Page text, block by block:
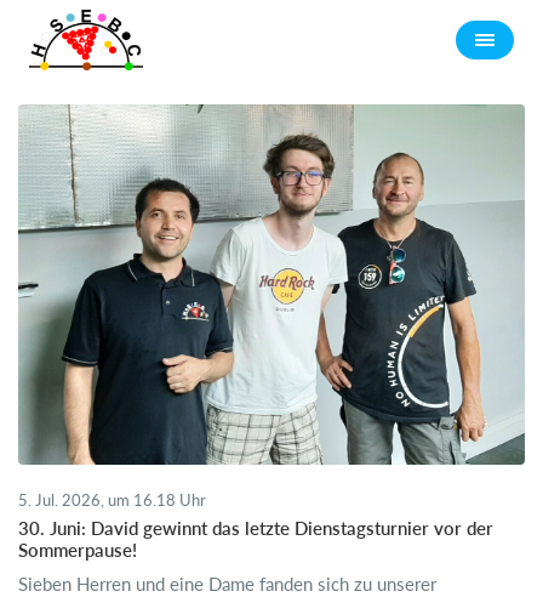
5. Jul. 2026, um 16.18 Uhr
30. Juni: David gewinnt das letzte Dienstagsturnier vor der
Sommerpause!
Sieben Herren und eine Dame fanden sich zu unserer